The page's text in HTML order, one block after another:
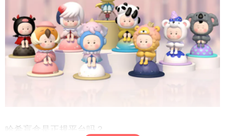
哈希盲盒是正规平台吗？